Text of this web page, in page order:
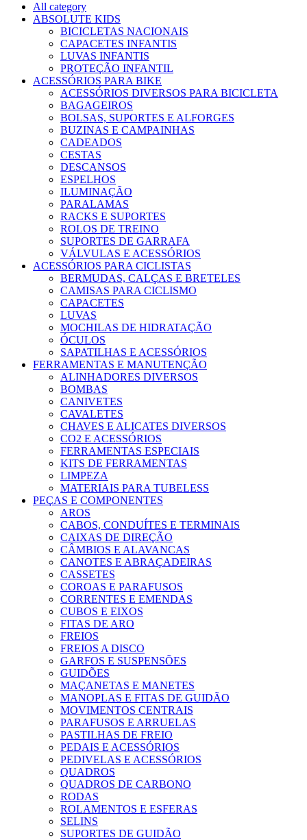
All category
ABSOLUTE KIDS
BICICLETAS NACIONAIS
CAPACETES INFANTIS
LUVAS INFANTIS
PROTEÇÃO INFANTIL
ACESSÓRIOS PARA BIKE
ACESSÓRIOS DIVERSOS PARA BICICLETA
BAGAGEIROS
BOLSAS, SUPORTES E ALFORGES
BUZINAS E CAMPAINHAS
CADEADOS
CESTAS
DESCANSOS
ESPELHOS
ILUMINAÇÃO
PARALAMAS
RACKS E SUPORTES
ROLOS DE TREINO
SUPORTES DE GARRAFA
VÁLVULAS E ACESSÓRIOS
ACESSÓRIOS PARA CICLISTAS
BERMUDAS, CALÇAS E BRETELES
CAMISAS PARA CICLISMO
CAPACETES
LUVAS
MOCHILAS DE HIDRATAÇÃO
ÓCULOS
SAPATILHAS E ACESSÓRIOS
FERRAMENTAS E MANUTENÇÃO
ALINHADORES DIVERSOS
BOMBAS
CANIVETES
CAVALETES
CHAVES E ALICATES DIVERSOS
CO2 E ACESSÓRIOS
FERRAMENTAS ESPECIAIS
KITS DE FERRAMENTAS
LIMPEZA
MATERIAIS PARA TUBELESS
PEÇAS E COMPONENTES
AROS
CABOS, CONDUÍTES E TERMINAIS
CAIXAS DE DIREÇÃO
CÂMBIOS E ALAVANCAS
CANOTES E ABRAÇADEIRAS
CASSETES
COROAS E PARAFUSOS
CORRENTES E EMENDAS
CUBOS E EIXOS
FITAS DE ARO
FREIOS
FREIOS A DISCO
GARFOS E SUSPENSÕES
GUIDÕES
MAÇANETAS E MANETES
MANOPLAS E FITAS DE GUIDÃO
MOVIMENTOS CENTRAIS
PARAFUSOS E ARRUELAS
PASTILHAS DE FREIO
PEDAIS E ACESSÓRIOS
PEDIVELAS E ACESSÓRIOS
QUADROS
QUADROS DE CARBONO
RODAS
ROLAMENTOS E ESFERAS
SELINS
SUPORTES DE GUIDÃO